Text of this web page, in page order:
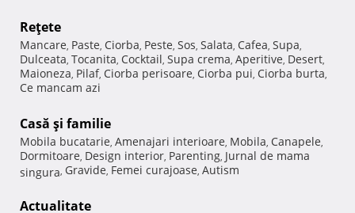
Reţete
Mancare, Paste, Ciorba, Peste, Sos, Salata, Cafea, Supa,
Dulceata, Tocanita, Cocktail, Supa crema, Aperitive, Desert,
Maioneza, Pilaf, Ciorba perisoare, Ciorba pui, Ciorba burta,
Ce mancam azi
Casă şi familie
Mobila bucatarie, Amenajari interioare, Mobila, Canapele,
Dormitoare, Design interior, Parenting, Jurnal de mama
singura, Gravide, Femei curajoase, Autism
Actualitate